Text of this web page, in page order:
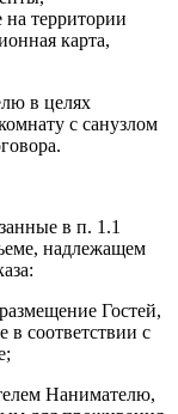
территории
карта,
в целях
с санузлом
в п. 1.1
надлежащем
Гостей,
соответствии с
Нанимателю,